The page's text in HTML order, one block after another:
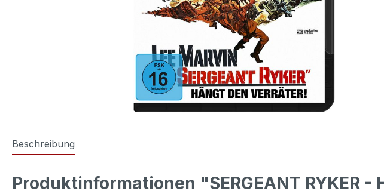
Beschreibung
Produktinformationen "SERGEANT RYKER -